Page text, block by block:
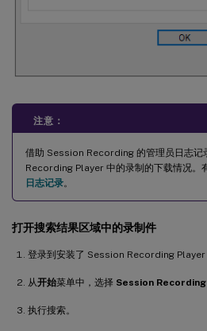
注意：
借助 Session Recording 的管理员日志记
Recording Player 中的录制的下载情况。
日志记录。
打开搜索结果区域中的录制件
登录到安装了 Session Recording Player
从开始菜单中，选择 Session
执行搜索。